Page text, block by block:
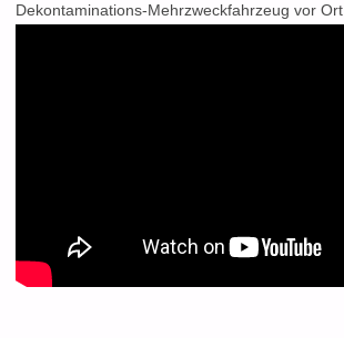
Dekontaminations-Mehrzweckfahrzeug vor Ort.